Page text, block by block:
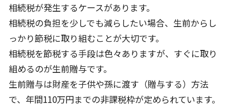
相続税が発生するケースがあります。
相続税の負担を少しでも減らしたい場合、生前からし
っかり節税に取り組むことが大切です。
相続税を節税する手段は色々ありますが、すぐに取り
組めるのが生前贈与です。
生前贈与は財産を子供や孫に渡す（贈与する）方法
で、年間110万円までの非課税枠が定められています。